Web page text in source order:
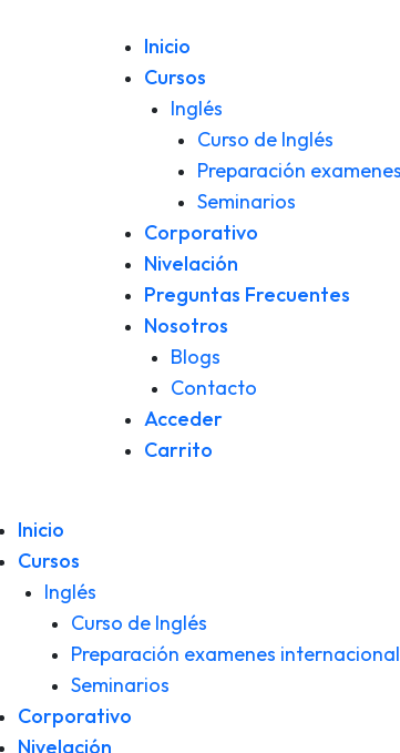
Inicio
Cursos
Inglés
Curso de Inglés
Preparación
Seminarios
Corporativo
Nivelación
Preguntas Frecuentes
Nosotros
Blogs
Contacto
Acceder
Carrito
Inicio
Cursos
Inglés
Curso de Inglés
Preparación examenes
Seminarios
Corporativo
Nivelación